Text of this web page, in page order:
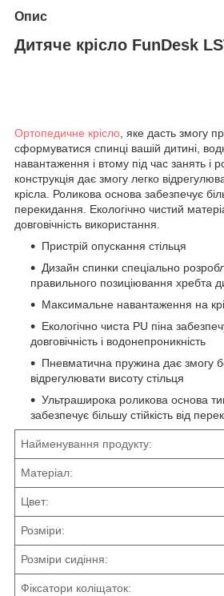
Опис
Дитяче крісло FunDesk
Ортопедичне крісло, яке дасть змогу
сформуватися спинці вашій дитині,
навантаження і втому під час занять і
конструкція дає змогу легко
крісла. Роликова основа забезпечує
перекидання. Екологічно чистий
довговічність використання.
Пристрій опускання стільця
Дизайн спинки спеціально
правильного позиціювання хребта
Максимальне навантаження на
Екологічно чиста PU піна
довговічність і водонепроникність
Пневматична пружина дає змогу
відрегулювати висоту стільця
Ультраширока роликова основа
забезпечує більшу стійкість від
Найменування продукту:
Матеріал:
Цвет:
Розміри:
Розміри сидіння:
Фіксатори коліщаток: